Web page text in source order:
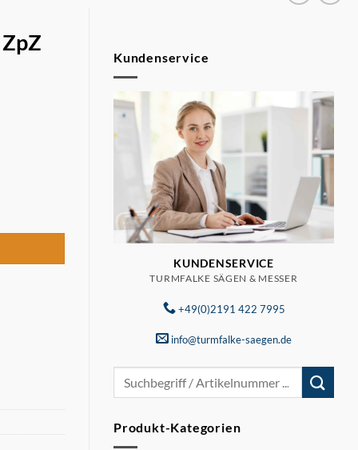
Kundenservice
KUNDENSERVICE
TURMFALKE SÄGEN & MESSER
+49(0)2191 422 7995
info@turmfalke-saegen.de
Suchen
nach:
Produkt-Kategorien